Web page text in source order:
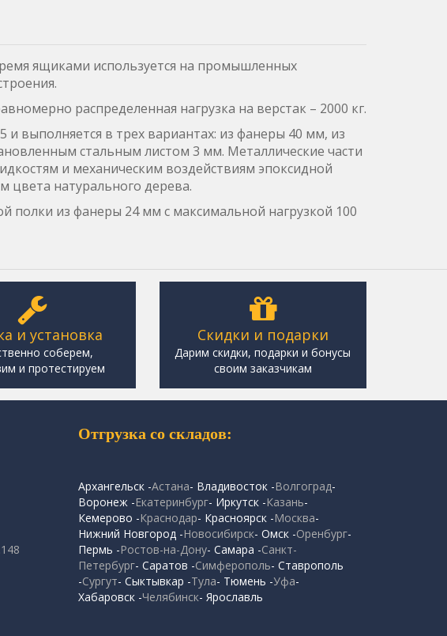
ящиками используется на промышленных
распределенная нагрузка на верстак – 2000 кг.
выполняется в трех вариантах: из фанеры 40 мм, из
стальным листом 3 мм. Металлические части
и механическим воздействиям эпоксидной
натурального дерева.
полки из фанеры 24 мм с максимальной нагрузкой 100
и установка
соберем,
и протестируем
Скидки и подарки
Дарим скидки, подарки и бонусы
своим заказчикам
Отгрузка со складов:
Архангельск -Астана- Владивосток -Волгоград-
Воронеж -Екатеринбург- Иркутск -Казань-
Кемерово -Краснодар- Красноярск -Москва-
Нижний Новгород -Новосибирск- Омск -Оренбург-
Пермь -Ростов-на-Дону- Самара -Санкт-
Петербург- Саратов -Симферополь- Ставрополь
-Сургут- Сыктывкар -Тула- Тюмень -Уфа-
Хабаровск -Челябинск- Ярославль